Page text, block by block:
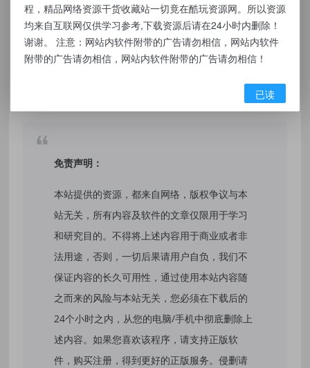
点击下载
有价值(0) 无价值(0)
免责声明：
本站提供的资源，都来自网络，版权争议与本
站无关，所有内容及软件的文章仅限用于学习
和研究目的。不得将上述内容用于商业或者非
法用途，否则，一切后果请用户自负，我们不
保证内容的长久可用性，通过使用本站内容随
之而来的风险与本站无关，您必须在下载后的
24个小时之内，从您的电脑/手机中彻底删除上
述内容。如果您喜欢该程序，请支持正版软
件，购买注册，得到更好的正版服务。侵删请
程，精品网络资源干货收藏站一切竟在酷玩资源网。所以资源
均来自互联网仅供学习参考,下载资源后请在24小时内删除！
谢谢。 注意：网站内软件附带的广告请勿相信，网站内软件
附带的广告请勿相信，网站内软件附带的广告请勿相信！
已读